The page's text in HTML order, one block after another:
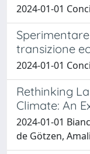
2024-01-01
transizione
2024-01-01
Rethinking
Climate: An
2024-01-01
de Götzen,